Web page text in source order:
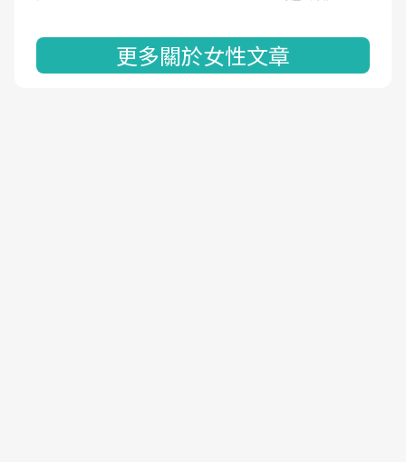
更多關於女性文章